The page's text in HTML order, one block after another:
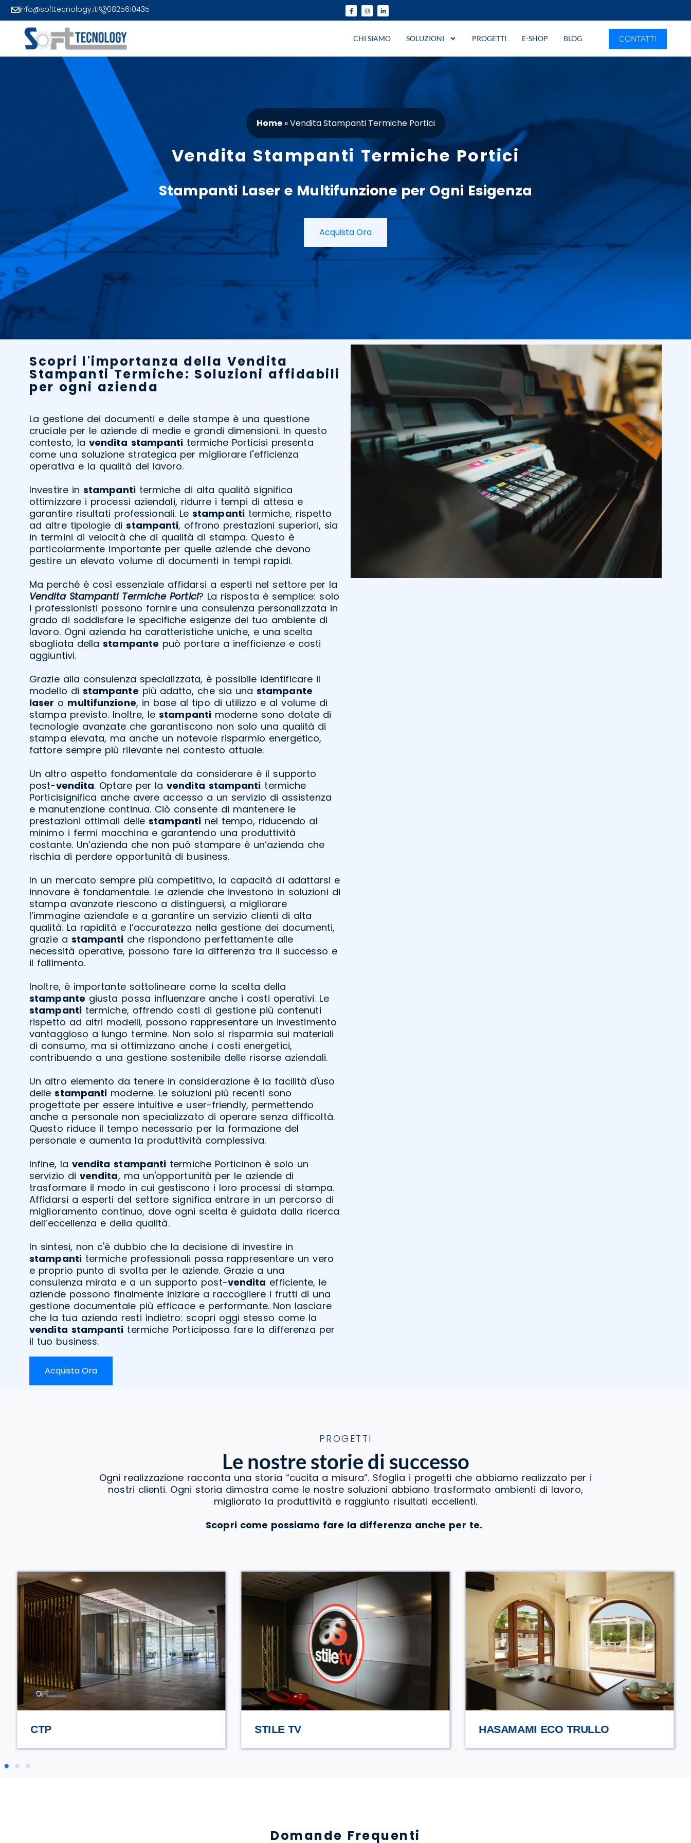
info@softtecnology.it 0825610435
CHI SIAMO SOLUZIONI PROGETTI E-SHOP BLOG CONTATTI
Home»Vendita Stampanti Termiche Portici
Vendita Stampanti Termiche Portici
Stampanti Laser e Multifunzioneper Ogni Esigenza
Acquista Ora
Scopri l'importanza della Vendita
Stampanti Termiche: Soluzioni affidabili
per ogni azienda
La gestione dei documenti e delle stampe è una questione
cruciale per le aziende di medie e grandi dimensioni. In questo
contesto, la vendita stampanti termiche Porticisi presenta
come una soluzione strategica per migliorare l'efficienza
operativa e la qualità del lavoro.
Investire in stampantitermiche di alta qualità significa
ottimizzare i processi aziendali, ridurre i tempi di attesa e
garantire risultati professionali. Lestampantitermiche, rispetto
ad altre tipologie distampanti, offrono prestazioni superiori, sia
in termini di velocità che di qualità di stampa. Questo è
particolarmente importante per quelle aziende che devono
gestire un elevato volume di documenti in tempi rapidi.
Ma perché è così essenziale affidarsi a esperti nel settore per la
Vendita Stampanti Termiche Portici? La risposta è semplice: solo
i professionisti possono fornire una consulenza personalizzata in
grado di soddisfare le specifiche esigenze del tuo ambiente di
lavoro. Ogni azienda ha caratteristiche uniche, e una scelta
sbagliata dellastampante può portare a inefficienze e costi
aggiuntivi.
Grazie alla consulenza specializzata, è possibile identificare il
modello di stampante più adatto, che sia una stampante
laser o multifunzione, in base al tipo di utilizzo e al volume di
stampa previsto. Inoltre, lestampanti moderne sono dotate di
tecnologie avanzate che garantiscono non solo una qualità di
stampa elevata, ma anche un notevole risparmio energetico,
fattore sempre più rilevante nel contesto attuale.
Un altro aspetto fondamentale da considerare è il supporto
post-vendita. Optare per lavendita stampanti termiche
Porticisignifica anche avere accesso a un servizio di assistenza
e manutenzione continua. Ciò consente di mantenere le
prestazioni ottimali dellestampanti nel tempo, riducendo al
minimo i fermi macchina e garantendo una produttività
costante. Un’azienda che non può stampare è un’azienda che
rischia di perdere opportunità di business.
In un mercato sempre più competitivo, la capacità di adattarsi e
innovare è fondamentale. Le aziende che investono in soluzioni di
stampa avanzate riescono a distinguersi, a migliorare
l’immagine aziendale e a garantire un servizio clienti di alta
qualità. La rapidità e l’accuratezza nella gestione dei documenti,
grazie a stampanti che rispondono perfettamente alle
necessità operative, possono fare la differenza tra il successo e
il fallimento.
Inoltre, è importante sottolineare come la scelta della
stampante giusta possa influenzare anche i costi operativi. Le
stampantitermiche, offrendo costi di gestione più contenuti
rispetto ad altri modelli, possono rappresentare un investimento
vantaggioso a lungo termine. Non solo si risparmia sui materiali
di consumo, ma si ottimizzano anche i costi energetici,
contribuendo a una gestione sostenibile delle risorse aziendali.
Un altro elemento da tenere in considerazione è la facilità d'uso
dellestampanti moderne. Le soluzioni più recenti sono
progettate per essere intuitive e user-friendly, permettendo
anche a personale non specializzato di operare senza difficoltà.
Questo riduce il tempo necessario per la formazione del
personale e aumenta la produttività complessiva.
Infine, la vendita stampanti termiche Porticinon è solo un
servizio di vendita, ma un'opportunità per le aziende di
trasformare il modo in cui gestiscono i loro processi di stampa.
Affidarsi a esperti del settore significa entrare in un percorso di
miglioramento continuo, dove ogni scelta è guidata dalla ricerca
dell’eccellenza e della qualità.
In sintesi, non c'è dubbio che la decisione di investire in
stampantitermiche professionali possa rappresentare un vero
e proprio punto di svolta per le aziende. Grazie a una
consulenza mirata e a un supporto post-vendita efficiente, le
aziende possono finalmente iniziare a raccogliere i frutti di una
gestione documentale più efficace e performante. Non lasciare
che la tua azienda resti indietro: scopri oggi stesso come la
vendita stampanti termiche Porticipossa fare la differenza per
il tuo business.
Acquista Ora
PROGETTI
Le nostre storie di successo
Ogni realizzazione racconta una storia “cucita a misura”. Sfoglia i progetti che abbiamo realizzato per i
nostri clienti. Ogni storia dimostra come le nostre soluzioni abbiano trasformato ambienti di lavoro,
migliorato la produttività e raggiunto risultati eccellenti.
Scopri come possiamo fare la differenza anche per te.
STILE TV HASAMAMI ECO TRULLO URCIUOLI
Domande Frequenti